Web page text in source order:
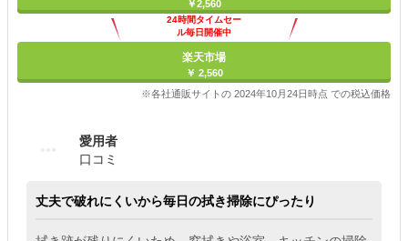
￥2,560
24時間タイムセー
ル毎日開催中
楽天市場
￥ 2,560
※各社通販サイトの 2024年10月24日時点 での税込価格
愛用者
口コミ
丈夫で破れにくいから毎日の拭き掃除にぴったり